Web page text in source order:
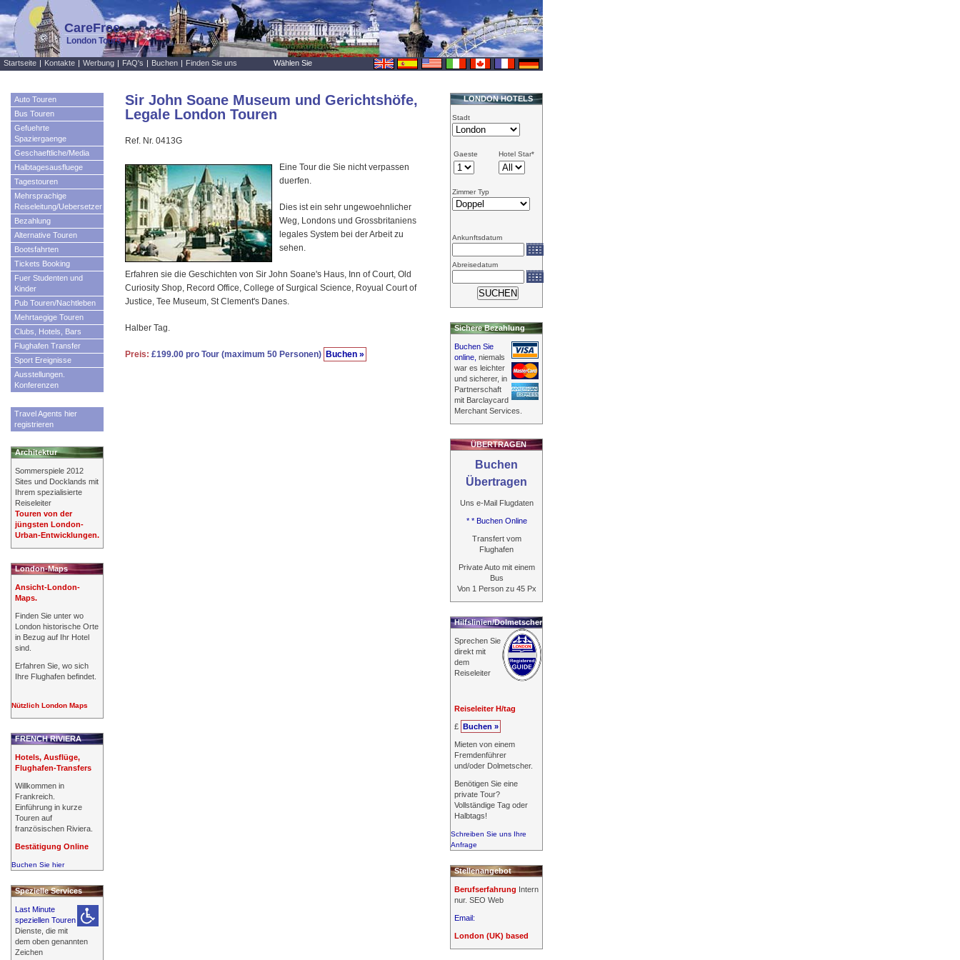
CareFree
London Tours
Sir John Soane Museum und Gerichtshöfe,
Legale London Touren
Ref. Nr. 0413G
Eine Tour die Sie nicht verpassen
duerfen.
Dies ist ein sehr ungewoehnlicher
Weg, Londons und Grossbritaniens
legales System bei der Arbeit zu
sehen.
Erfahren sie die Geschichten von Sir John Soane's Haus, Inn of Court, Old
Curiosity Shop, Record Office, College of Surgical Science, Royual Court of
Justice, Tee Museum, St Clement's Danes.
Halber Tag.
Preis: £199.00 pro Tour (maximum 50 Personen) Buchen »
LONDON HOTELS
Stadt
Gaeste Hotel Star*
Zimmer Typ
Ankunftsdatum
Abreisedatum
Sichere Bezahlung
Buchen Sie
online, niemals
war es leichter
und sicherer, in
Partnerschaft
mit Barclaycard
Merchant Services.
ÜBERTRAGEN
Buchen
Übertragen
Uns e-Mail Flugdaten
* * Buchen Online
Transfert vom
Flughafen
Private Auto mit einem
Bus
Von 1 Person zu 45 Px
Hilfslinien/Dolmetscher
Sprechen Sie
direkt mit
dem
Reiseleiter
Reiseleiter H/tag
£ Buchen »
Mieten von einem
Fremdenführer
und/oder Dolmetscher.
Benötigen Sie eine
private Tour?
Vollständige Tag oder
Halbtags!
Schreiben Sie uns Ihre
Anfrage
Stellenangebot
Berufserfahrung Intern
nur. SEO Web
Email:
London (UK) based
Startseite | Kontakte | Werbung | FAQ's | Buchen | Finden Sie uns Wählen Sie
Auto Touren
Bus Touren
Gefuehrte
Spaziergaenge
Geschaeftliche/Media
Halbtagesausfluege
Tagestouren
Mehrsprachige
Reiseleitung/Uebersetzer
Bezahlung
Alternative Touren
Bootsfahrten
Tickets Booking
Fuer Studenten und
Kinder
Pub Touren/Nachtleben
Mehrtaegige Touren
Clubs, Hotels, Bars
Flughafen Transfer
Sport Ereignisse
Ausstellungen.
Konferenzen
Travel Agents hier
registrieren
Architektur
Sommerspiele 2012
Sites und Docklands mit
Ihrem spezialisierte
Reiseleiter
Touren von der
jüngsten London-
Urban-Entwicklungen.
London-Maps
Ansicht-London-
Maps.
Finden Sie unter wo
London historische Orte
in Bezug auf Ihr Hotel
sind.
Erfahren Sie, wo sich
Ihre Flughafen befindet.
Nützlich London Maps
FRENCH RIVIERA
Hotels, Ausflüge,
Flughafen-Transfers
Willkommen in
Frankreich.
Einführung in kurze
Touren auf
französischen Riviera.
Bestätigung Online
Buchen Sie hier
Spezielle Services
Last Minute
speziellen Touren
Dienste, die mit
dem oben genannten
Zeichen